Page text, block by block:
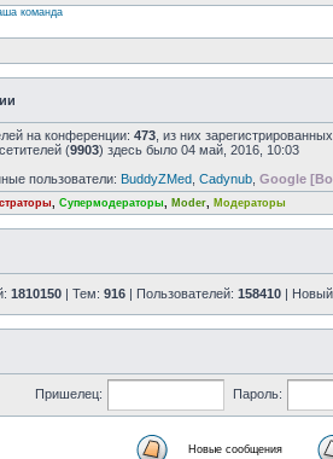
команда
на конференции: 473 , из них
(9903) здесь было 04 май, 2016, 10:03
пользователи: BuddyZMed Cadynub Google
, Супермодераторы, Moder, Модераторы
1810150 | Тем: 916 | Пользователей: 158410 |
Пришелец: Пароль:
Новые сообщения